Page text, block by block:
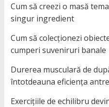
Cum să creezi o masă
singur ingredient
Cum să colecționezi
cumperi suveniruri banale
Durerea musculară de
întotdeauna eficiența
Exercițiile de echilibru